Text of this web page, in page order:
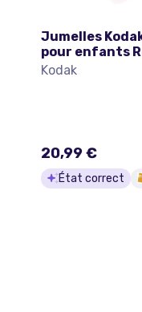
Jumelles
pour enfants
Kodak
20,99 €
État correct